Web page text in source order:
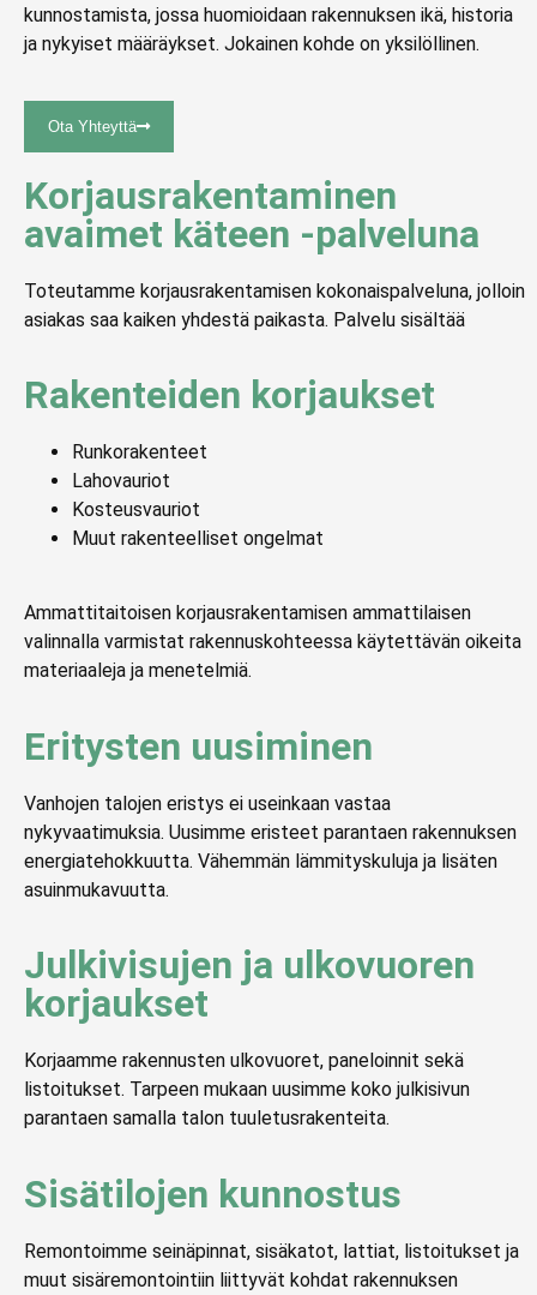
kunnostamista, jossa huomioidaan rakennuksen ikä, historia
ja nykyiset määräykset. Jokainen kohde on yksilöllinen.
Ota Yhteyttä
Korjausrakentaminen
avaimet käteen -palveluna
Toteutamme korjausrakentamisen kokonaispalveluna, jolloin
asiakas saa kaiken yhdestä paikasta. Palvelu sisältää
Rakenteiden korjaukset
Runkorakenteet
Lahovauriot
Kosteusvauriot
Muut rakenteelliset ongelmat
Ammattitaitoisen korjausrakentamisen ammattilaisen
valinnalla varmistat rakennuskohteessa käytettävän oikeita
materiaaleja ja menetelmiä.
Eritysten uusiminen
Vanhojen talojen eristys ei useinkaan vastaa
nykyvaatimuksia. Uusimme eristeet parantaen rakennuksen
energiatehokkuutta. Vähemmän lämmityskuluja ja lisäten
asuinmukavuutta.
Julkivisujen ja ulkovuoren
korjaukset
Korjaamme rakennusten ulkovuoret, paneloinnit sekä
listoitukset. Tarpeen mukaan uusimme koko julkisivun
parantaen samalla talon tuuletusrakenteita.
Sisätilojen kunnostus
Remontoimme seinäpinnat, sisäkatot, lattiat, listoitukset ja
muut sisäremontointiin liittyvät kohdat rakennuksen